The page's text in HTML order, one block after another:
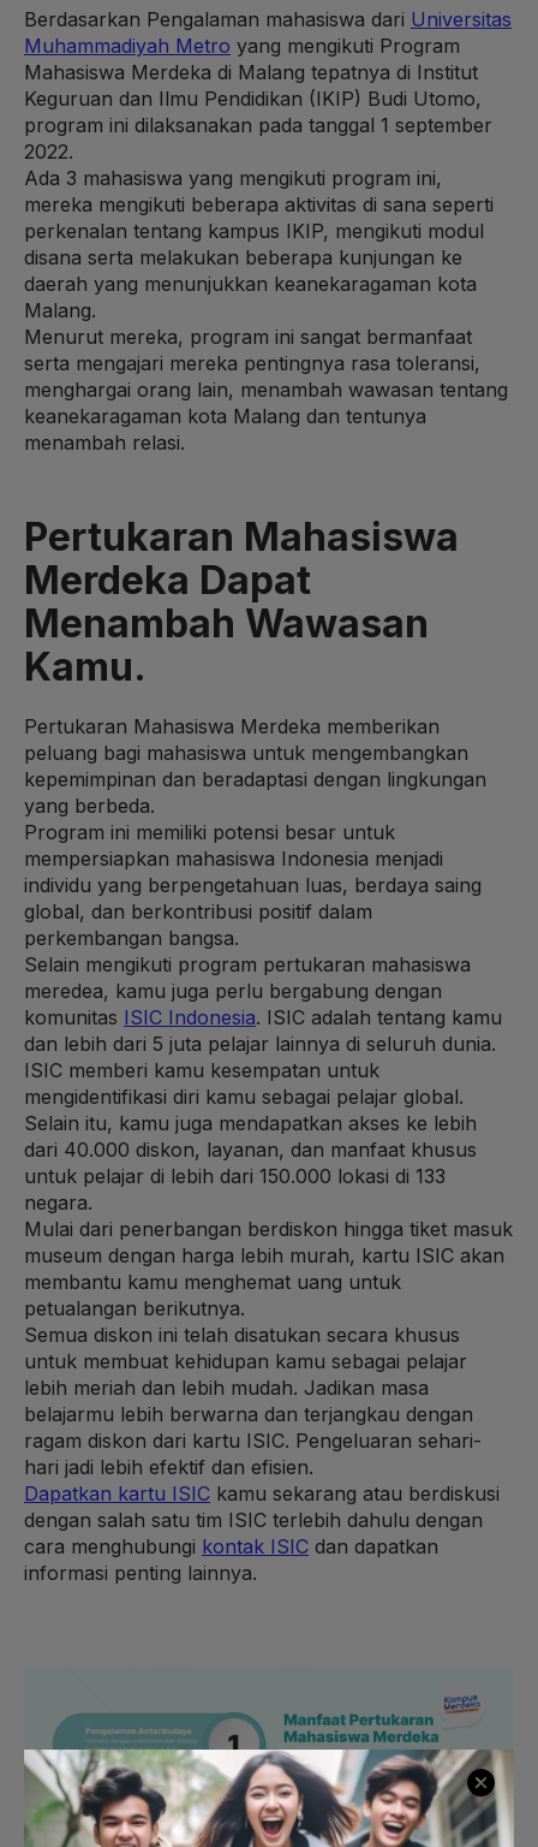
Berdasarkan Pengalaman mahasiswa dari Universitas
Muhammadiyah Metro yang mengikuti Program
Mahasiswa Merdeka di Malang tepatnya di Institut
Keguruan dan Ilmu Pendidikan (IKIP) Budi Utomo,
program ini dilaksanakan pada tanggal 1 september
2022.
Ada 3 mahasiswa yang mengikuti program ini,
mereka mengikuti beberapa aktivitas di sana seperti
perkenalan tentang kampus IKIP, mengikuti modul
disana serta melakukan beberapa kunjungan ke
daerah yang menunjukkan keanekaragaman kota
Malang.
Menurut mereka, program ini sangat bermanfaat
serta mengajari mereka pentingnya rasa toleransi,
menghargai orang lain, menambah wawasan tentang
keanekaragaman kota Malang dan tentunya
menambah relasi.
Pertukaran Mahasiswa
Merdeka Dapat
Menambah Wawasan
Kamu.
Pertukaran Mahasiswa Merdeka memberikan
peluang bagi mahasiswa untuk mengembangkan
kepemimpinan dan beradaptasi dengan lingkungan
yang berbeda.
Program ini memiliki potensi besar untuk
mempersiapkan mahasiswa Indonesia menjadi
individu yang berpengetahuan luas, berdaya saing
global, dan berkontribusi positif dalam
perkembangan bangsa.
Selain mengikuti program pertukaran mahasiswa
meredea, kamu juga perlu bergabung dengan
komunitas ISIC Indonesia. ISIC adalah tentang kamu
dan lebih dari 5 juta pelajar lainnya di seluruh dunia.
ISIC memberi kamu kesempatan untuk
mengidentifikasi diri kamu sebagai pelajar global.
Selain itu, kamu juga mendapatkan akses ke lebih
dari 40.000 diskon, layanan, dan manfaat khusus
untuk pelajar di lebih dari 150.000 lokasi di 133
negara.
Mulai dari penerbangan berdiskon hingga tiket masuk
museum dengan harga lebih murah, kartu ISIC akan
membantu kamu menghemat uang untuk
petualangan berikutnya.
Semua diskon ini telah disatukan secara khusus
untuk membuat kehidupan kamu sebagai pelajar
lebih meriah dan lebih mudah. Jadikan masa
belajarmu lebih berwarna dan terjangkau dengan
ragam diskon dari kartu ISIC. Pengeluaran sehari-
hari jadi lebih efektif dan efisien.
Dapatkan kartu ISIC kamu sekarang atau berdiskusi
dengan salah satu tim ISIC terlebih dahulu dengan
cara menghubungi kontak ISIC dan dapatkan
informasi penting lainnya.